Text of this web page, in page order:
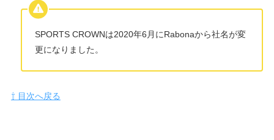
SPORTS CROWNは2020年6月にRabonaから社名が変
更になりました。
⇧ 目次へ戻る